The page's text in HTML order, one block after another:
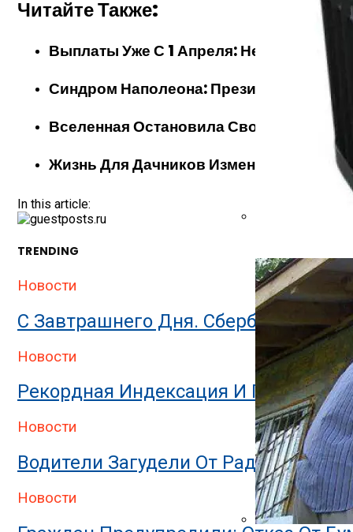
Читайте Также:
Выплаты Уже С 1 Апреля:
Синдром Наполеона: Президент
Вселенная Остановила Свой Выбор На
Жизнь Для Дачников Изменится С Этого
In this article:
TRENDING
Новости
С Завтрашнего Дня. Сбербанк
Новости
Рекордная Индексация И
Новости
Водители Загудели От Радости: С
Новости